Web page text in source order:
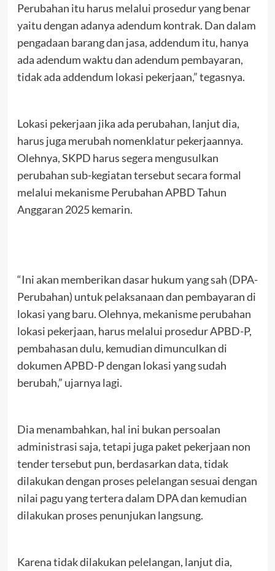
Perubahan itu harus melalui prosedur yang benar
yaitu dengan adanya adendum kontrak. Dan dalam
pengadaan barang dan jasa, addendum itu, hanya
ada adendum waktu dan adendum pembayaran,
tidak ada addendum lokasi pekerjaan,” tegasnya.
Lokasi pekerjaan jika ada perubahan, lanjut dia,
harus juga merubah nomenklatur pekerjaannya.
Olehnya, SKPD harus segera mengusulkan
perubahan sub-kegiatan tersebut secara formal
melalui mekanisme Perubahan APBD Tahun
Anggaran 2025 kemarin.
“Ini akan memberikan dasar hukum yang sah (DPA-
Perubahan) untuk pelaksanaan dan pembayaran di
lokasi yang baru. Olehnya, mekanisme perubahan
lokasi pekerjaan, harus melalui prosedur APBD-P,
pembahasan dulu, kemudian dimunculkan di
dokumen APBD-P dengan lokasi yang sudah
berubah,” ujarnya lagi.
Dia menambahkan, hal ini bukan persoalan
administrasi saja, tetapi juga paket pekerjaan non
tender tersebut pun, berdasarkan data, tidak
dilakukan dengan proses pelelangan sesuai dengan
nilai pagu yang tertera dalam DPA dan kemudian
dilakukan proses penunjukan langsung.
Karena tidak dilakukan pelelangan, lanjut dia,